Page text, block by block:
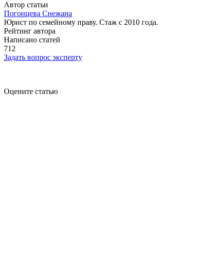
Автор статьи
Погонцева Снежана
Юрист по семейному праву. Стаж с 2010 года.
Рейтинг автора
Написано статей
712
Задать вопрос эксперту
Оцените статью